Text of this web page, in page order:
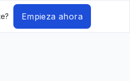
Empieza ahora